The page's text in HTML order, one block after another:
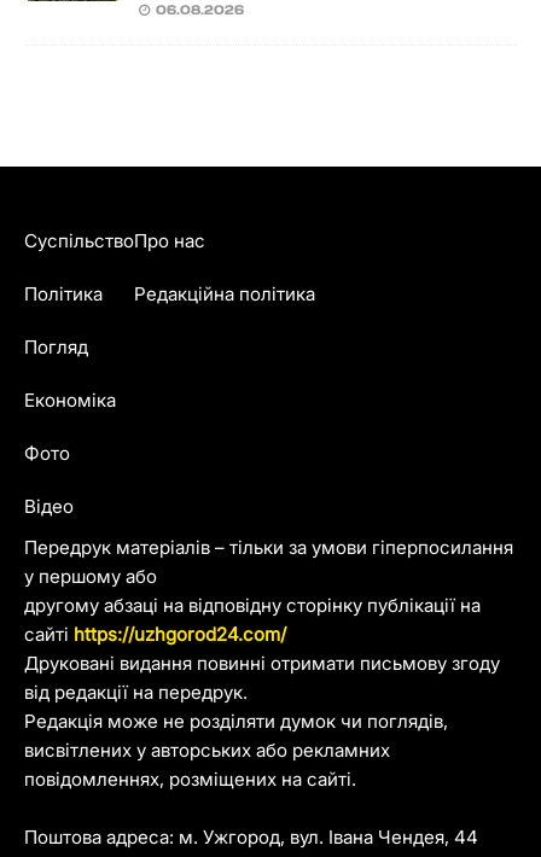
06.08.2026
Передрук матеріалів – тільки за умови гіперпосилання
у першому або
другому абзаці на відповідну сторінку публікації на
сайті https://uzhgorod24.com/
Друковані видання повинні отримати письмову згоду
від редакції на передрук.
Редакція може не розділяти думок чи поглядів,
висвітлених у авторських або рекламних
повідомленнях, розміщених на сайті.
Поштова адреса: м. Ужгород, вул. Івана Чендея, 44
Суспільство
Політика
Погляд
Економіка
Фото
Відео
Про нас
Редакційна політика